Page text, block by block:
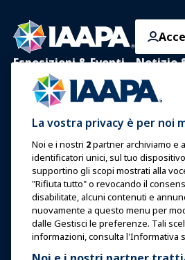
Esposizioni & Eventi
IAAPA Expo
Expo Europa
Expo Asia
Expo Medio Oriente
Eventi in arrivo
Parlare a un'Expo o Evento
Prenota un incontro o un
Notizie
Funworld
Pubblica
Numeri
Scrivere
La vostra privacy è per noi
Noi e i nostri 2partner archiviamo e
identificatori unici, sul tuo
supportino gli scopi mostrati alla
"Rifiuta tutto" o revocando il
disabilitate, alcuni contenuti e
nuovamente a questo menu per
dalle Gestisci le preferenze. Tali
informazioni, consulta l'Informativa